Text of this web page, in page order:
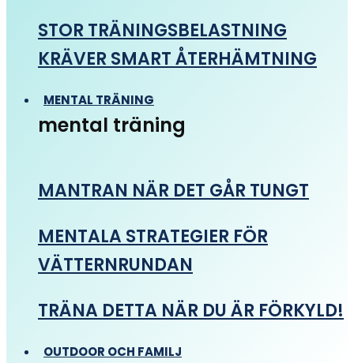
STOR TRÄNINGSBELASTNING
KRÄVER SMART ÅTERHÄMTNING
MENTAL TRÄNING
mental träning
MANTRAN NÄR DET GÅR TUNGT
MENTALA STRATEGIER FÖR
VÄTTERNRUNDAN
TRÄNA DETTA NÄR DU ÄR FÖRKYLD!
OUTDOOR OCH FAMILJ